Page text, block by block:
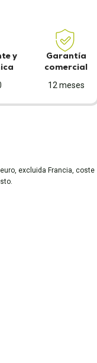
y
Garantía
comercial
12 meses
excluida Francia, coste